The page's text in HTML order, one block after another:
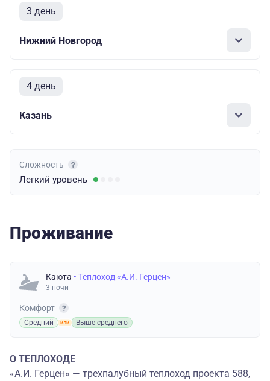
3 день
Нижний Новгород
4 день
Казань
Сложность
Легкий уровень
Проживание
Каюта • Теплоход «А.И. Герцен»
3 ночи
Комфорт
Средний Выше среднего
О ТЕПЛОХОДЕ
«А.И. Герцен» — трехпалубный теплоход проекта 588,